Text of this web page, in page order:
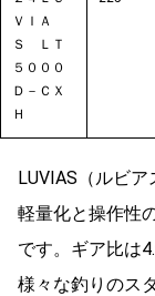
ＶＩＡ
Ｓ ＬＴ
５０００
Ｄ－ＣＸ
Ｈ
LUVIAS（ルビア
軽量化と操作性
です。ギア比は
様々な釣りのス